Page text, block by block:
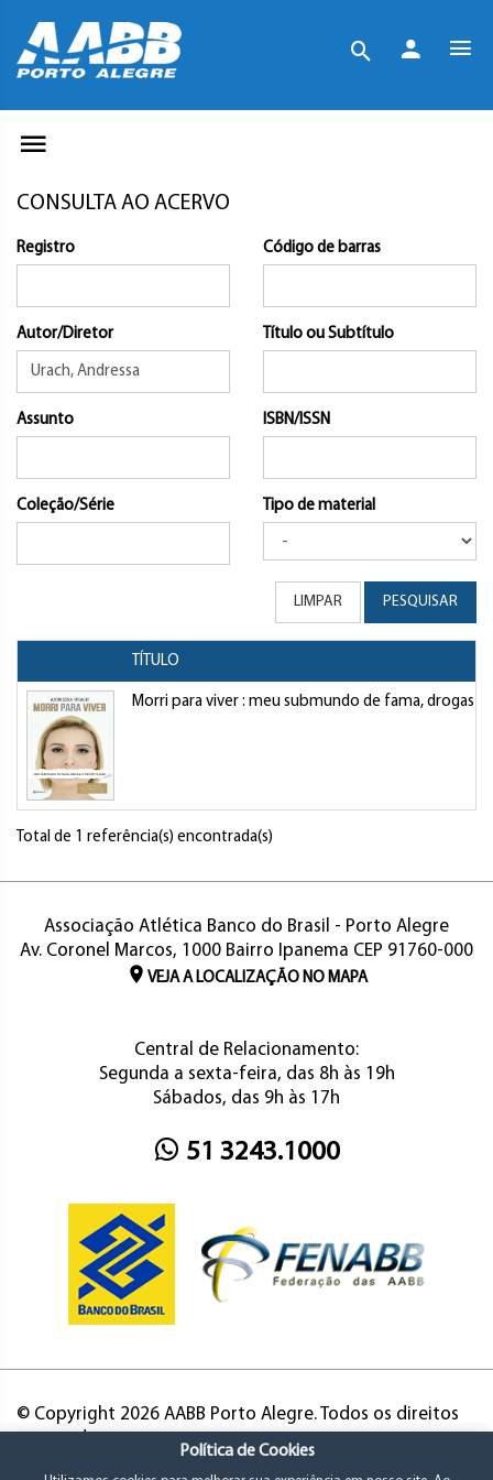
CONSULTA AO ACERVO
Registro Código de barras
Autor/Diretor Título ou Subtítulo
Assunto ISBN/ISSN
Coleção/Série Tipo de material
LIMPAR PESQUISAR
TÍTULO
Morri para viver : meu submundo de fama, drogas
Total de 1 referência(s) encontrada(s)
Associação Atlética Banco do Brasil - Porto Alegre
Av. Coronel Marcos, 1000 Bairro Ipanema CEP 91760-000
VEJA A LOCALIZAÇÃO NO MAPA
Central de Relacionamento:
Segunda a sexta-feira, das 8h às 19h
Sábados, das 9h às 17h
51 3243.1000
© Copyright 2026 AABB Porto Alegre. Todos os direitos
Política de Cookies